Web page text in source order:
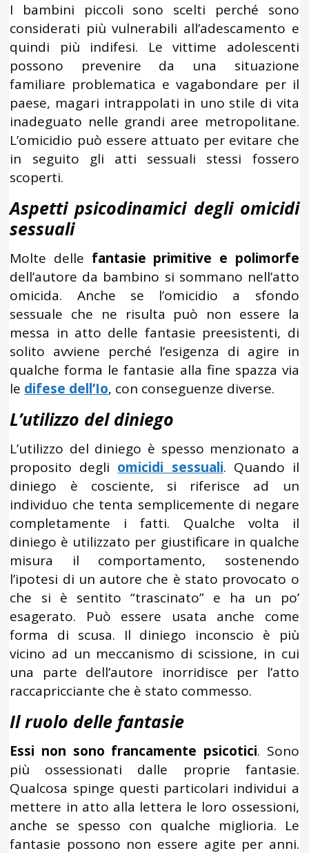
I bambini piccoli sono scelti perché sono
considerati più vulnerabili all’adescamento e
quindi più indifesi. Le vittime adolescenti
possono prevenire da una situazione
familiare problematica e vagabondare per il
paese, magari intrappolati in uno stile di vita
inadeguato nelle grandi aree metropolitane.
L’omicidio può essere attuato per evitare che
in seguito gli atti sessuali stessi fossero
scoperti.
Aspetti psicodinamici degli omicidi
sessuali
Molte delle fantasie primitive e polimorfe
dell’autore da bambino si sommano nell’atto
omicida. Anche se l’omicidio a sfondo
sessuale che ne risulta può non essere la
messa in atto delle fantasie preesistenti, di
solito avviene perché l’esigenza di agire in
qualche forma le fantasie alla fine spazza via
le difese dell’Io, con conseguenze diverse.
L’utilizzo del diniego
L’utilizzo del diniego è spesso menzionato a
proposito degli omicidi sessuali. Quando il
diniego è cosciente, si riferisce ad un
individuo che tenta semplicemente di negare
completamente i fatti. Qualche volta il
diniego è utilizzato per giustificare in qualche
misura il comportamento, sostenendo
l’ipotesi di un autore che è stato provocato o
che si è sentito “trascinato” e ha un po’
esagerato. Può essere usata anche come
forma di scusa. Il diniego inconscio è più
vicino ad un meccanismo di scissione, in cui
una parte dell’autore inorridisce per l’atto
raccapricciante che è stato commesso.
Il ruolo delle fantasie
Essi non sono francamente psicotici. Sono
più ossessionati dalle proprie fantasie.
Qualcosa spinge questi particolari individui a
mettere in atto alla lettera le loro ossessioni,
anche se spesso con qualche miglioria. Le
fantasie possono non essere agite per anni.